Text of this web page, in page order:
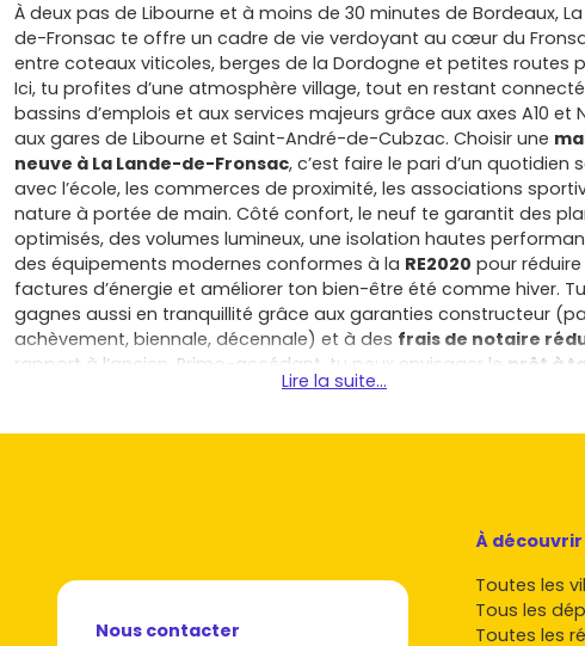
À deux pas de Libourne et à moins de 30 minutes de Bordeaux,
de-Fronsac te offre un cadre de vie verdoyant au cœur du
entre coteaux viticoles, berges de la Dordogne et petites routes
Ici, tu profites d’une atmosphère village, tout en restant
bassins d’emplois et aux services majeurs grâce aux axes A10 et
aux gares de Libourne et Saint-André-de-Cubzac. Choisir une
neuve à La Lande-de-Fronsac, c’est faire le pari d’un quotidien
avec l’école, les commerces de proximité, les associations
nature à portée de main. Côté confort, le neuf te garantit des
optimisés, des volumes lumineux, une isolation hautes
des équipements modernes conformes à la RE2020 pour
factures d’énergie et améliorer ton bien-être été comme hiver. Tu
gagnes aussi en tranquillité grâce aux garanties constructeur
achèvement, biennale, décennale) et à des frais de notaire
rapport à l’ancien. Primo-accédant, tu peux envisager le prêt à
(sous conditions de ressources) pour booster ton budget, et
foncière sur le bâti. Si tu investis, la localisation entre Bordeaux et
commune séduit par sa qualité de vie: balades le long de la
établissements scolaires proches, sans oublier l’accès rapide aux
d’activités et aux loisirs de la métropole bordelaise. C’est
cet équilibre entre nature et dynamisme qui fait la différence
Lire la suite...
Nous contacter
À découvrir
Toutes les
Tous les
Toutes les